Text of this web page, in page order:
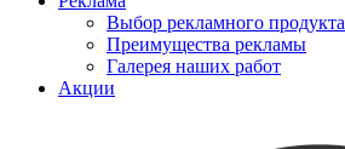
Выбор рекламного продукта
Преимущества рекламы
Галерея наших работ
Акции